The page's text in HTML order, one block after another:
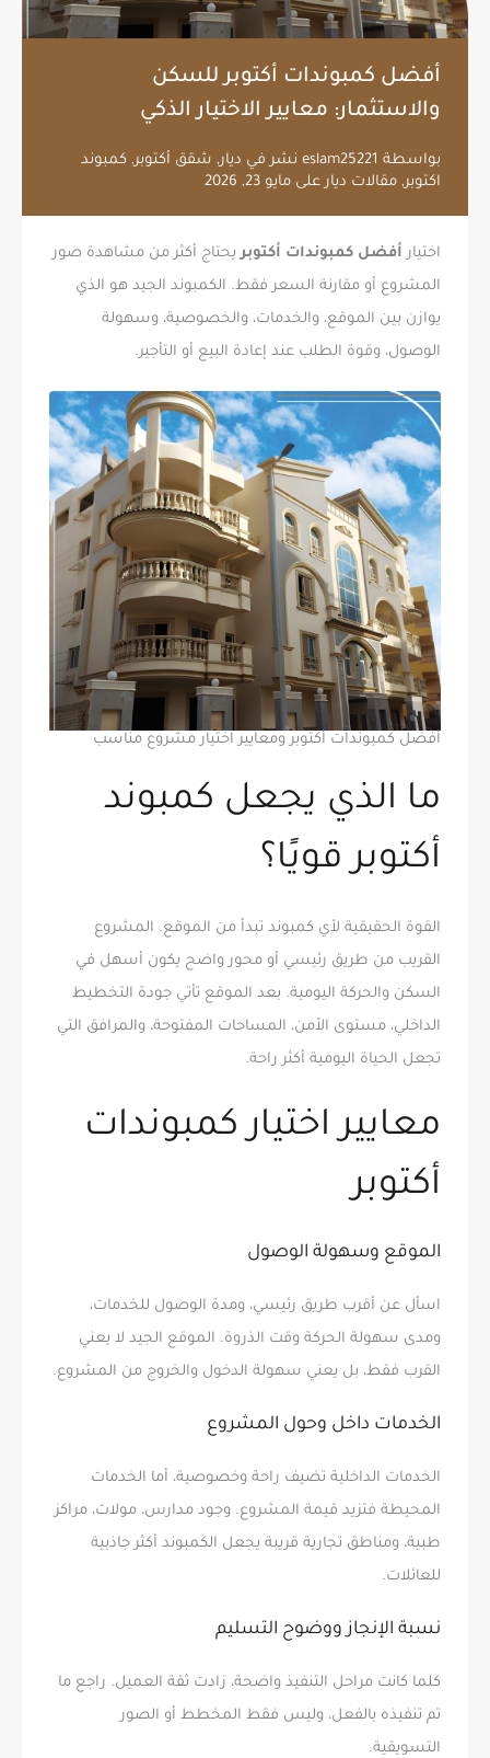
أفضل كمبوندات أكتوبر للسكن
والاستثمار: معايير الاختيار الذكي
بواسطة eslam25221 نشر في ديار, شقق أكتوبر, كمبوند
اكتوبر, مقالات ديارعلى مايو 23, 2026
اختيار أفضل كمبوندات أكتوبريحتاج أكثر من مشاهدة صور
المشروع أو مقارنة السعر فقط. الكمبوند الجيد هو الذي
يوازن بين الموقع، والخدمات، والخصوصية، وسهولة
الوصول، وقوة الطلب عند إعادة البيع أو التأجير.
أفضل كمبوندات أكتوبر ومعايير اختيار مشروع مناسب
ما الذي يجعل كمبوند
أكتوبر قويًا؟
القوة الحقيقية لأي كمبوند تبدأ من الموقع. المشروع
القريب من طريق رئيسي أو محور واضح يكون أسهل في
السكن والحركة اليومية. بعد الموقع تأتي جودة التخطيط
الداخلي، مستوى الأمن، المساحات المفتوحة، والمرافق التي
تجعل الحياة اليومية أكثر راحة.
معايير اختيار كمبوندات
أكتوبر
الموقع وسهولة الوصول
اسأل عن أقرب طريق رئيسي، ومدة الوصول للخدمات،
ومدى سهولة الحركة وقت الذروة. الموقع الجيد لا يعني
القرب فقط، بل يعني سهولة الدخول والخروج من المشروع.
الخدمات داخل وحول المشروع
الخدمات الداخلية تضيف راحة وخصوصية، أما الخدمات
المحيطة فتزيد قيمة المشروع. وجود مدارس، مولات، مراكز
طبية، ومناطق تجارية قريبة يجعل الكمبوند أكثر جاذبية
للعائلات.
نسبة الإنجاز ووضوح التسليم
كلما كانت مراحل التنفيذ واضحة، زادت ثقة العميل. راجع ما
تم تنفيذه بالفعل، وليس فقط المخطط أو الصور
التسويقية.